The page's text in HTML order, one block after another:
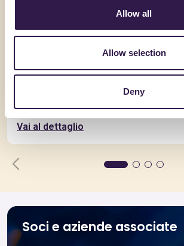
Allow all
Allow selection
Deny
BERGAMASCHI BLOW MOULDING SOLUTIONS
SRL
Tr010me – tanica 10 L colorata
grammatura: 430 g
Vai al dettaglio
Soci e aziende associate